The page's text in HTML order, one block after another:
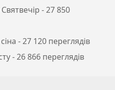
- 27 850
- 27 120 переглядів
- 26 866 переглядів